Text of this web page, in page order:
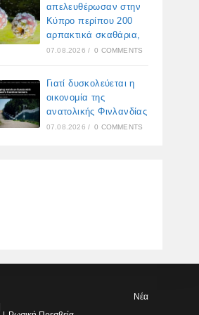
απελευθέρωσαν στην
Κύπρο περίπου 200
αρπακτικά σκαθάρια,
07.08.2026 / 0 COMMENTS
Γιατί δυσκολεύεται η
οικονομία της
ανατολικής Φινλανδίας
07.08.2026 / 0 COMMENTS
Νέα